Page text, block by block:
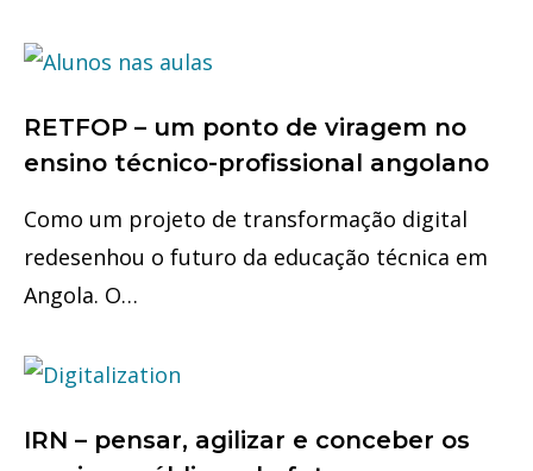
RETFOP – um ponto de viragem no
ensino técnico-profissional angolano
Como um projeto de transformação digital
redesenhou o futuro da educação técnica em
Angola. O…
IRN – pensar, agilizar e conceber os